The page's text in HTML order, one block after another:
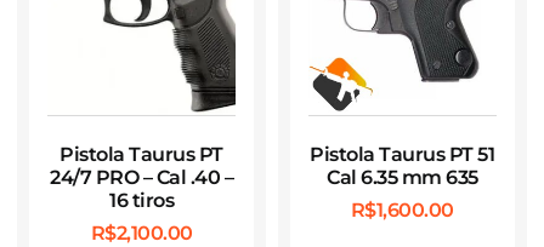
Pistola Taurus PT
24/7 PRO – Cal .40 –
16 tiros
R$2,100.00
Pistola Taurus PT 51
Cal 6.35 mm 635
R$1,600.00